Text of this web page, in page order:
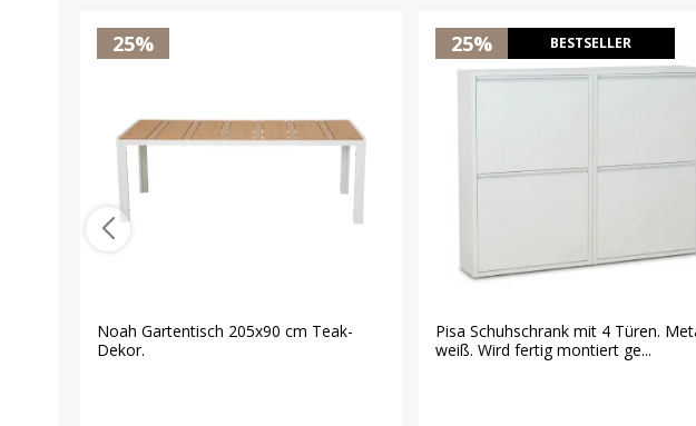
25%
Noah Gartentisch 205x90 cm Teak-
Dekor.
25% BESTSELLER
Pisa Schuhschrank mit 4 Türen.
weiß. Wird fertig montiert ge...